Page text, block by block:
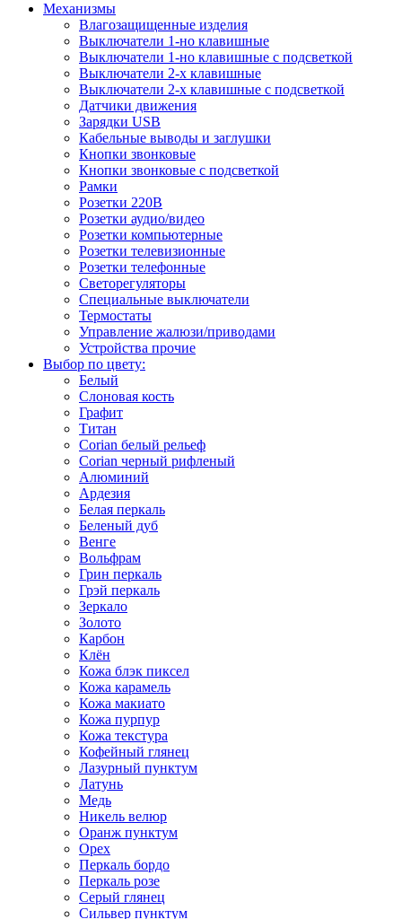
Механизмы
Влагозащищенные изделия
Выключатели 1-но клавишные
Выключатели 1-но клавишные с подсветкой
Выключатели 2-х клавишные
Выключатели 2-х клавишные с подсветкой
Датчики движения
Зарядки USB
Кабельные выводы и заглушки
Кнопки звонковые
Кнопки звонковые с подсветкой
Рамки
Розетки 220В
Розетки аудио/видео
Розетки компьютерные
Розетки телевизионные
Розетки телефонные
Светорегуляторы
Специальные выключатели
Термостаты
Управление жалюзи/приводами
Устройства прочие
Выбор по цвету:
Белый
Слоновая кость
Графит
Титан
Corian белый рельеф
Corian черный рифленый
Алюминий
Ардезия
Белая перкаль
Беленый дуб
Венге
Вольфрам
Грин перкаль
Грэй перкаль
Зеркало
Золото
Карбон
Клён
Кожа блэк пиксел
Кожа карамель
Кожа макиато
Кожа пурпур
Кожа текстура
Кофейный глянец
Лазурный пунктум
Латунь
Медь
Никель велюр
Оранж пунктум
Орех
Перкаль бордо
Перкаль розе
Серый глянец
Сильвер пунктум